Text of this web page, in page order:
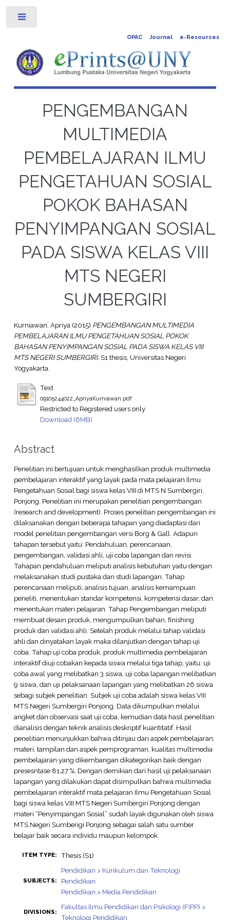
OPAC Journal e-Resources
PENGEMBANGAN
MULTIMEDIA
PEMBELAJARAN ILMU
PENGETAHUAN SOSIAL
POKOK BAHASAN
PENYIMPANGAN SOSIAL
PADA SISWA KELAS VIII
MTS NEGERI
SUMBERGIRI
Kurniawan, Apriya(2015) PENGEMBANGAN MULTIMEDIA
PEMBELAJARAN ILMU PENGETAHUAN SOSIAL POKOK
BAHASAN PENYIMPANGAN SOSIAL PADA SISWA KELAS VIII
MTS NEGERI SUMBERGIRI. S1 thesis, Universitas Negeri
Yogyakarta.
Text
09105244022_ApriyaKurniawan.pdf
Restricted to Registered users only
Download (6MB)
Abstract
Penelitian ini bertujuan untuk menghasilkan produk multimedia
pembelajaran interaktif yang layak pada mata pelajaran Ilmu
Pengetahuan Sosial bagi siswa kelas VIII di MTS N Sumbergiri,
Ponjong. Penelitian ini merupakan penelitian pengembangan
(research and development). Proses penelitian pengembangan ini
dilaksanakan dengan beberapa tahapan yang diadaptasi dari
model penelitian pengembangan versi Borg & Gall. Adapun
tahapan tersebut yaitu: Pendahuluan, perencanaan,
pengembangan, validasi ahli, uji coba lapangan dan revisi.
Tahapan pendahuluan meliputi analisis kebutuhan yaitu dengan
melaksanakan studi pustaka dan studi lapangan. Tahap
perencanaan meliputi, analisis tujuan, analisis kemampuan
peneliti, menentukan standar kompetensi, kompetensi dasar, dan
menentukan materi pelajaran. Tahap Pengembangan meliputi
membuat desain produk, mengumpulkan bahan, finishing
produk dan validasi ahli. Setelah produk melalui tahap validasi
ahli dan dinyatakan layak maka dilanjutkan dengan tahap uji
coba. Tahap uji coba produk, produk multimedia pembelajaran
interaktif diuji cobakan kepada siswa melalui tiga tahap, yaitu: uji
coba awal yang melibatkan 3 siswa, uji coba lapangan melibatkan
9 siswa, dan uji pelaksanaan lapangan yang melibatkan 26 siswa
sebagi subjek penelitian. Subjek uji coba adalah siswa kelas VIII
MTS Negeri Sumbergiri Ponjong. Data dikumpulkan melalui
angket dan observasi saat uji coba, kemudian data hasil penelitian
dianalisis dengan teknik analisis deskriptif kuantitatif. Hasil
penelitian menunjukkan bahwa ditinjau dari aspek pembelajaran,
materi, tampilan dan aspek pemprograman, kualitas multimedia
pembelajaran yang dikembangan dikategorikan baik dengan
presesntase 81,27 %. Dengan demikian dari hasil uji pelaksanaan
lapangan yang dilakukan dapat disimpulkan bahwa multimedia
pembelajaran interaktif mata pelajaran Ilmu Pengetahuan Sosial
bagi siswa kelas VIII MTS Negeri Sumbergiri Ponjong dengan
materi “Penyimpangan Sosial” sudah layak digunakan oleh siswa
MTS Negeri Sumberigi Ponjong sebagai salah satu sumber
belajar baik secara individu maupun kelompok.
ITEM TYPE: Thesis (S1)
SUBJECTS:
Pendidikan > Kurikulum dan Teknologi
Pendidikan
Pendidikan > Media Pendidikan
DIVISIONS:
Fakultas Ilmu Pendidikan dan Psikologi (FIPP) >
Teknologi Pendidikan